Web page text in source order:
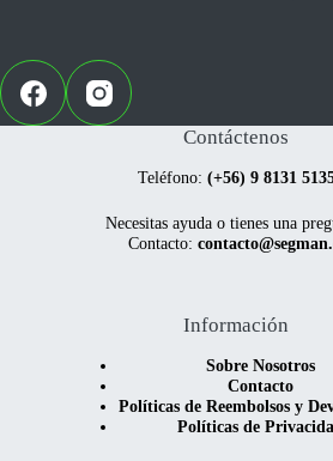
Contáctenos
Teléfono: (+56) 9 8131
Necesitas ayuda o tienes una
Contacto:
Información
Sobre Nosotros
Contacto
Políticas de Reembolsos y
Políticas de